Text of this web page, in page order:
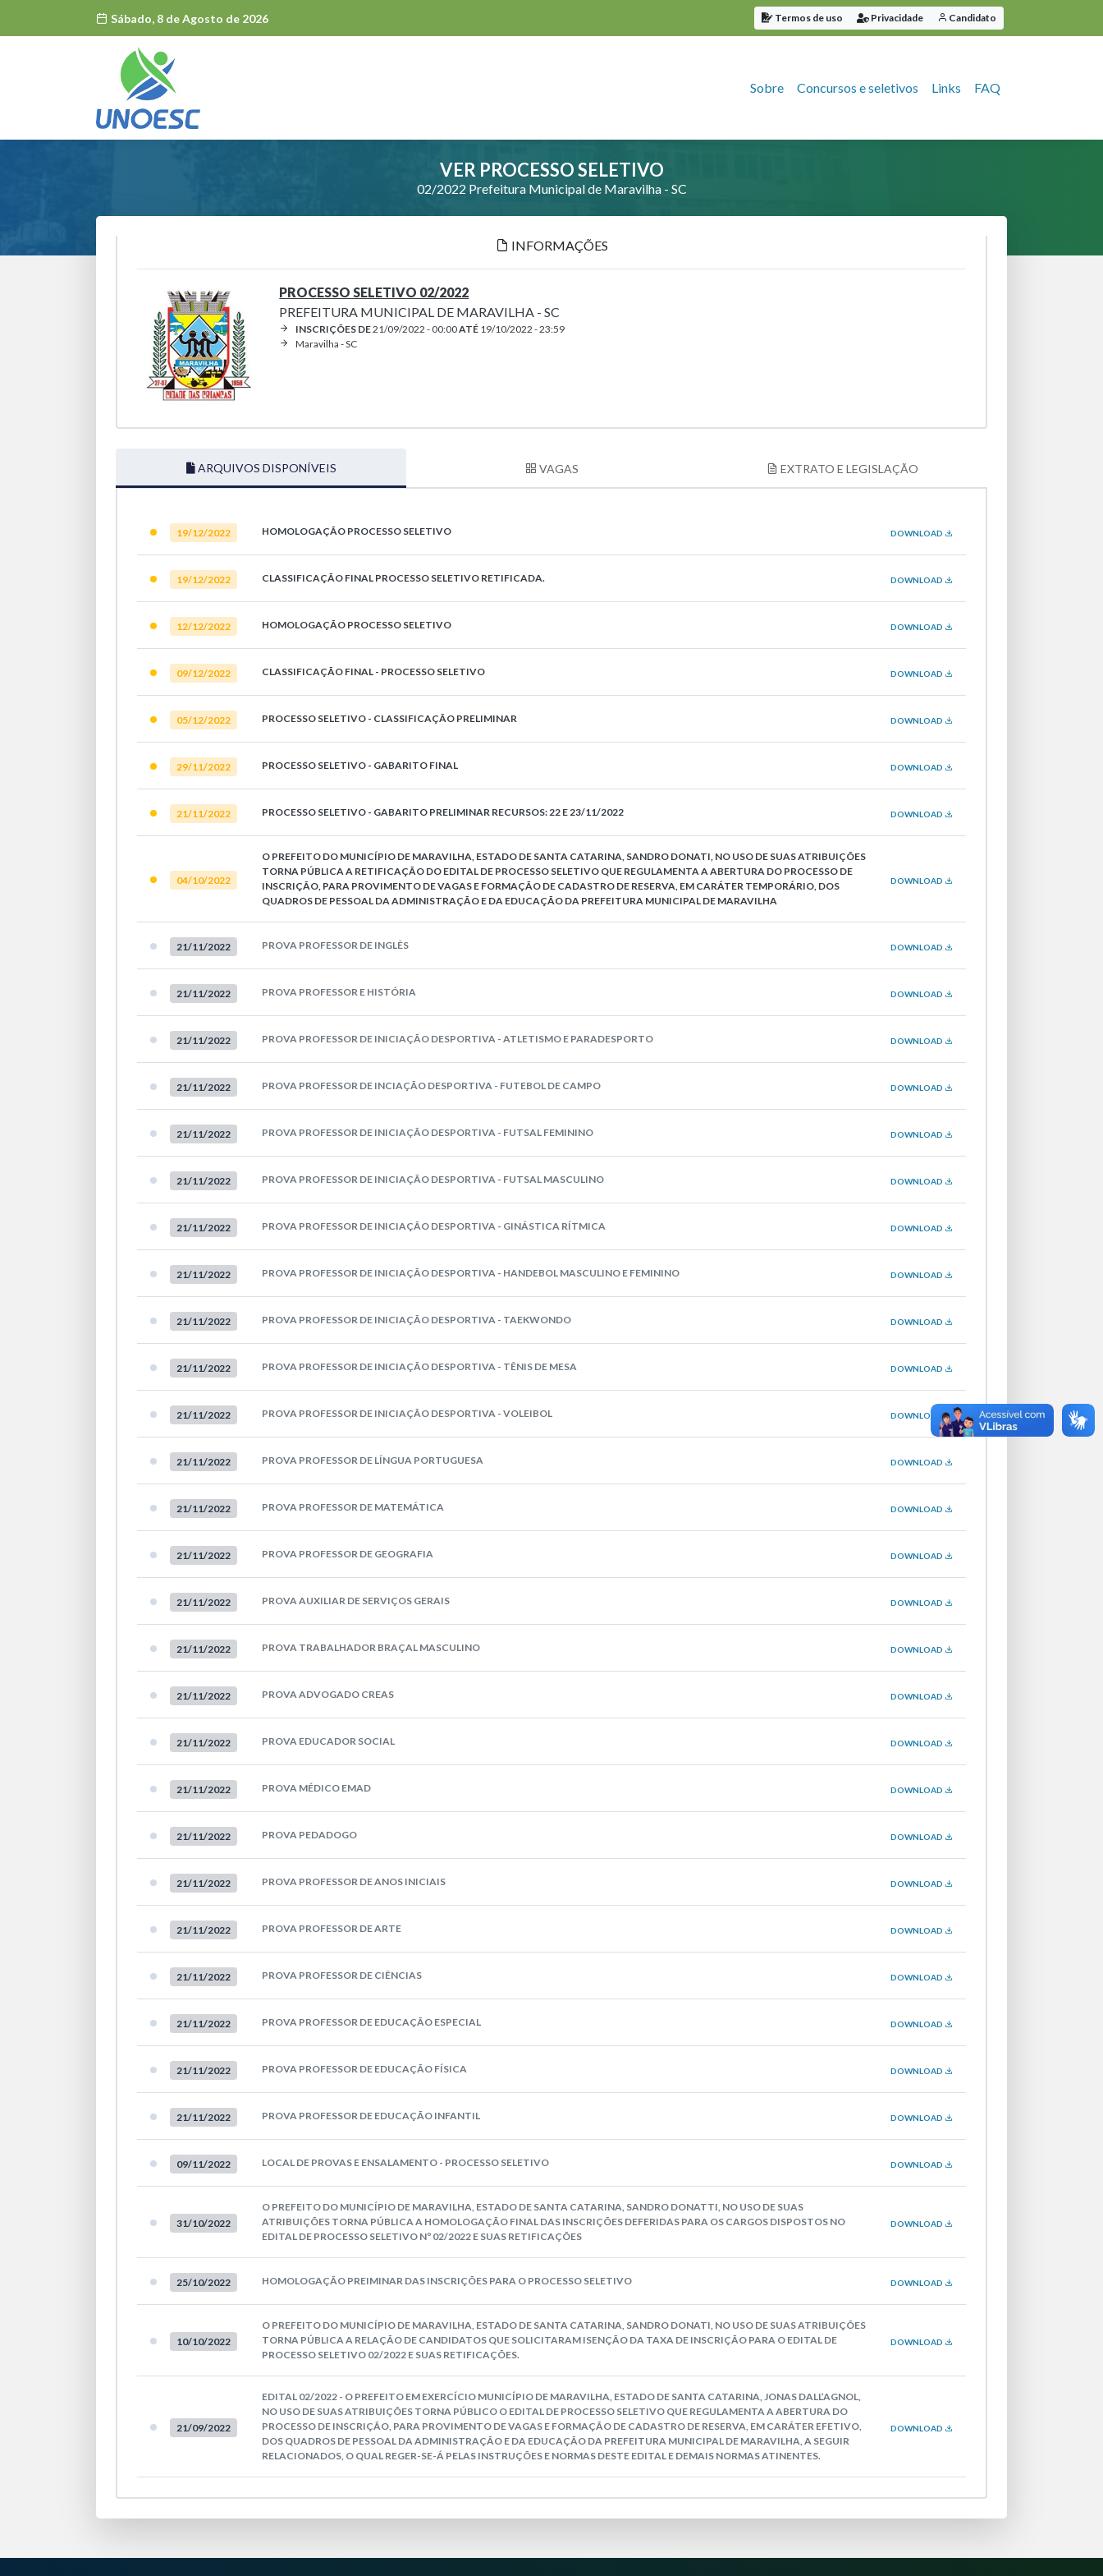
Sábado, 8 de Agosto de 2026 Termos de uso Privacidade Candidato
Sobre Concursos e seletivos Links FAQ
VER PROCESSO SELETIVO
02/2022 Prefeitura Municipal de Maravilha - SC
INFORMAÇÕES
PROCESSO SELETIVO 02/2022
PREFEITURA MUNICIPAL DE MARAVILHA - SC
INSCRIÇÕES DE21/09/2022 - 00:00ATÉ 19/10/2022 - 23:59
Maravilha - SC
ARQUIVOS DISPONÍVEIS VAGAS EXTRATO E LEGISLAÇÃO
19/12/2022 HOMOLOGAÇÃO PROCESSO SELETIVO DOWNLOAD
19/12/2022 CLASSIFICAÇÃO FINAL PROCESSO SELETIVO RETIFICADA. DOWNLOAD
12/12/2022 HOMOLOGAÇÃO PROCESSO SELETIVO DOWNLOAD
09/12/2022 CLASSIFICAÇÃO FINAL - PROCESSO SELETIVO DOWNLOAD
05/12/2022 PROCESSO SELETIVO - CLASSIFICAÇÃO PRELIMINAR DOWNLOAD
29/11/2022 PROCESSO SELETIVO - GABARITO FINAL DOWNLOAD
21/11/2022 PROCESSO SELETIVO - GABARITO PRELIMINAR RECURSOS: 22 E 23/11/2022 DOWNLOAD
04/10/2022
O PREFEITO DO MUNICÍPIO DE MARAVILHA, ESTADO DE SANTA CATARINA, SANDRO DONATI, NO USO DE SUAS ATRIBUIÇÕES
TORNA PÚBLICA A RETIFICAÇÃO DO EDITAL DE PROCESSO SELETIVO QUE REGULAMENTA A ABERTURA DO PROCESSO DE
INSCRIÇÃO, PARA PROVIMENTO DE VAGAS E FORMAÇÃO DE CADASTRO DE RESERVA, EM CARÁTER TEMPORÁRIO, DOS
QUADROS DE PESSOAL DA ADMINISTRAÇÃO E DA EDUCAÇÃO DA PREFEITURA MUNICIPAL DE MARAVILHA
DOWNLOAD
21/11/2022 PROVA PROFESSOR DE INGLÊS DOWNLOAD
21/11/2022 PROVA PROFESSOR E HISTÓRIA DOWNLOAD
21/11/2022 PROVA PROFESSOR DE INICIAÇÃO DESPORTIVA - ATLETISMO E PARADESPORTO DOWNLOAD
21/11/2022 PROVA PROFESSOR DE INCIAÇÃO DESPORTIVA - FUTEBOL DE CAMPO DOWNLOAD
21/11/2022 PROVA PROFESSOR DE INICIAÇÃO DESPORTIVA - FUTSAL FEMININO DOWNLOAD
21/11/2022 PROVA PROFESSOR DE INICIAÇÃO DESPORTIVA - FUTSAL MASCULINO DOWNLOAD
21/11/2022 PROVA PROFESSOR DE INICIAÇÃO DESPORTIVA - GINÁSTICA RÍTMICA DOWNLOAD
21/11/2022 PROVA PROFESSOR DE INICIAÇÃO DESPORTIVA - HANDEBOL MASCULINO E FEMININO DOWNLOAD
21/11/2022 PROVA PROFESSOR DE INICIAÇÃO DESPORTIVA - TAEKWONDO DOWNLOAD
21/11/2022 PROVA PROFESSOR DE INICIAÇÃO DESPORTIVA - TÊNIS DE MESA DOWNLOAD
21/11/2022 PROVA PROFESSOR DE INICIAÇÃO DESPORTIVA - VOLEIBOL DOWNLOAD
21/11/2022 PROVA PROFESSOR DE LÍNGUA PORTUGUESA DOWNLOAD
21/11/2022 PROVA PROFESSOR DE MATEMÁTICA DOWNLOAD
21/11/2022 PROVA PROFESSOR DE GEOGRAFIA DOWNLOAD
21/11/2022 PROVA AUXILIAR DE SERVIÇOS GERAIS DOWNLOAD
21/11/2022 PROVA TRABALHADOR BRAÇAL MASCULINO DOWNLOAD
21/11/2022 PROVA ADVOGADO CREAS DOWNLOAD
21/11/2022 PROVA EDUCADOR SOCIAL DOWNLOAD
21/11/2022 PROVA MÉDICO EMAD DOWNLOAD
21/11/2022 PROVA PEDADOGO DOWNLOAD
21/11/2022 PROVA PROFESSOR DE ANOS INICIAIS DOWNLOAD
21/11/2022 PROVA PROFESSOR DE ARTE DOWNLOAD
21/11/2022 PROVA PROFESSOR DE CIÊNCIAS DOWNLOAD
21/11/2022 PROVA PROFESSOR DE EDUCAÇÃO ESPECIAL DOWNLOAD
21/11/2022 PROVA PROFESSOR DE EDUCAÇÃO FÍSICA DOWNLOAD
21/11/2022 PROVA PROFESSOR DE EDUCAÇÃO INFANTIL DOWNLOAD
09/11/2022 LOCAL DE PROVAS E ENSALAMENTO - PROCESSO SELETIVO DOWNLOAD
31/10/2022
O PREFEITO DO MUNICÍPIO DE MARAVILHA, ESTADO DE SANTA CATARINA, SANDRO DONATTI, NO USO DE SUAS
ATRIBUIÇÕES TORNA PÚBLICA A HOMOLOGAÇÃO FINAL DAS INSCRIÇÕES DEFERIDAS PARA OS CARGOS DISPOSTOS NO
EDITAL DE PROCESSO SELETIVO Nº 02/2022 E SUAS RETIFICAÇÕES
DOWNLOAD
25/10/2022 HOMOLOGAÇÃO PREIMINAR DAS INSCRIÇÕES PARA O PROCESSO SELETIVO DOWNLOAD
10/10/2022
O PREFEITO DO MUNICÍPIO DE MARAVILHA, ESTADO DE SANTA CATARINA, SANDRO DONATI, NO USO DE SUAS ATRIBUIÇÕES
TORNA PÚBLICA A RELAÇÃO DE CANDIDATOS QUE SOLICITARAM ISENÇÃO DA TAXA DE INSCRIÇÃO PARA O EDITAL DE
PROCESSO SELETIVO 02/2022 E SUAS RETIFICAÇÕES.
DOWNLOAD
21/09/2022
EDITAL 02/2022 - O PREFEITO EM EXERCÍCIO MUNICÍPIO DE MARAVILHA, ESTADO DE SANTA CATARINA, JONAS DALL’AGNOL,
NO USO DE SUAS ATRIBUIÇÕES TORNA PÚBLICO O EDITAL DE PROCESSO SELETIVO QUE REGULAMENTA A ABERTURA DO
PROCESSO DE INSCRIÇÃO, PARA PROVIMENTO DE VAGAS E FORMAÇÃO DE CADASTRO DE RESERVA, EM CARÁTER EFETIVO,
DOS QUADROS DE PESSOAL DA ADMINISTRAÇÃO E DA EDUCAÇÃO DA PREFEITURA MUNICIPAL DE MARAVILHA, A SEGUIR
RELACIONADOS, O QUAL REGER-SE-Á PELAS INSTRUÇÕES E NORMAS DESTE EDITAL E DEMAIS NORMAS ATINENTES.
DOWNLOAD